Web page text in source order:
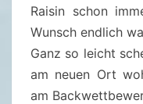
Raisin schon
Wunsch endlich
Ganz so leicht
am neuen Ort
am